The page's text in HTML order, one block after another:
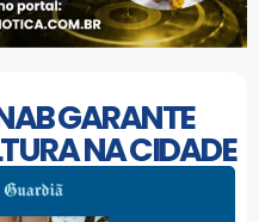
GARANTE
NA CIDADE